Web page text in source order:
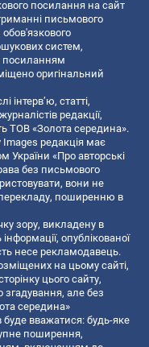
посилання на сайт
письмового
систем,
посиланням
оригінальний
інтерв’ю, статті,
редакції,
ТОВ «Золота середина».
Images редакція має
України «Про авторські
без письмового
вони не
поширенню в
зору, викладену в
опублікованої
несе рекламодавець.
на цьому сайті,
цього сайту,
згадування, але без
середина»
вважатися: будь-яке
поширення,